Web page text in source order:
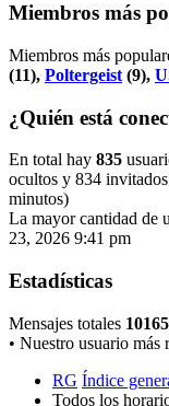
Miembros más
Miembros más
(11), Poltergeist (9),
¿Quién está
En total hay 835
ocultos y 834
minutos)
La mayor cantidad de
23, 2026 9:41 pm
Estadísticas
Mensajes totales
• Nuestro usuario más
RG Índice
Todos los